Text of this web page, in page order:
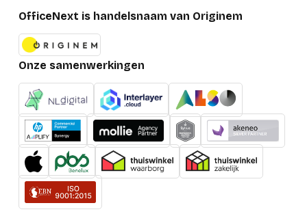
OfficeNext is handelsnaam van Originem
Onze samenwerkingen